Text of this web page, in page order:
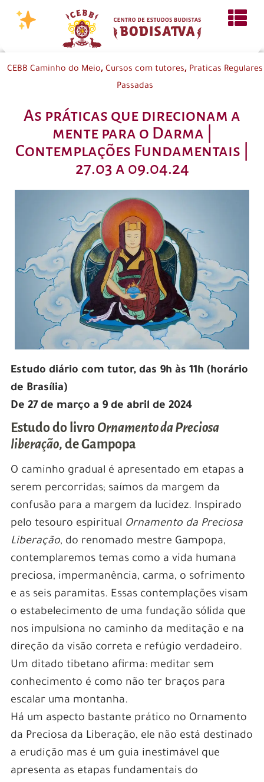
CEBB Caminho do Meio, Cursos com tutores, Praticas Regulares
Passadas
As práticas que direcionam a
mente para o Darma |
Contemplações Fundamentais |
27.03 a 09.04.24
Estudo diário com tutor, das 9h às 11h (horário
de Brasília)
De 27 de março a 9 de abril de 2024
Estudo do livro Ornamento da Preciosa
liberação, de Gampopa
O caminho gradual é apresentado em etapas a
serem percorridas; saímos da margem da
confusão para a margem da lucidez. Inspirado
pelo tesouro espiritual Ornamento da Preciosa
Liberação, do renomado mestre Gampopa,
contemplaremos temas como a vida humana
preciosa, impermanência, carma, o sofrimento
e as seis paramitas. Essas contemplações visam
o estabelecimento de uma fundação sólida que
nos impulsiona no caminho da meditação e na
direção da visão correta e refúgio verdadeiro.
Um ditado tibetano afirma: meditar sem
conhecimento é como não ter braços para
escalar uma montanha.
Há um aspecto bastante prático no Ornamento
da Preciosa da Liberação, ele não está destinado
a erudição mas é um guia inestimável que
apresenta as etapas fundamentais do